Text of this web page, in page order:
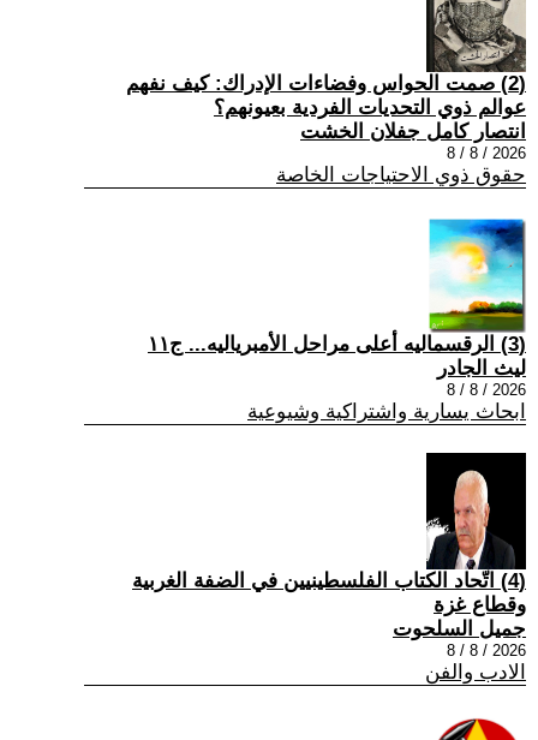
(2) صمت الحواس وفضاءات الإدراك: كيف نفهم
عوالم ذوي التحديات الفردية بعيونهم؟
انتصار كامل جفلان الخشت
2026 / 8 / 8
حقوق ذوي الاحتياجات الخاصة
(3) الرقسماليه أعلى مراحل الأمبرياليه... ج١١
ليث الجادر
2026 / 8 / 8
ابحاث يسارية واشتراكية وشيوعية
(4) اتّحاد الكتاب الفلسطينيين في الضفة الغربية
وقطاع غزة
جميل السلحوت
2026 / 8 / 8
الادب والفن